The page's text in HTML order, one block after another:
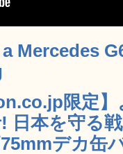
Mercedes
限定
日本を守る
デカ缶